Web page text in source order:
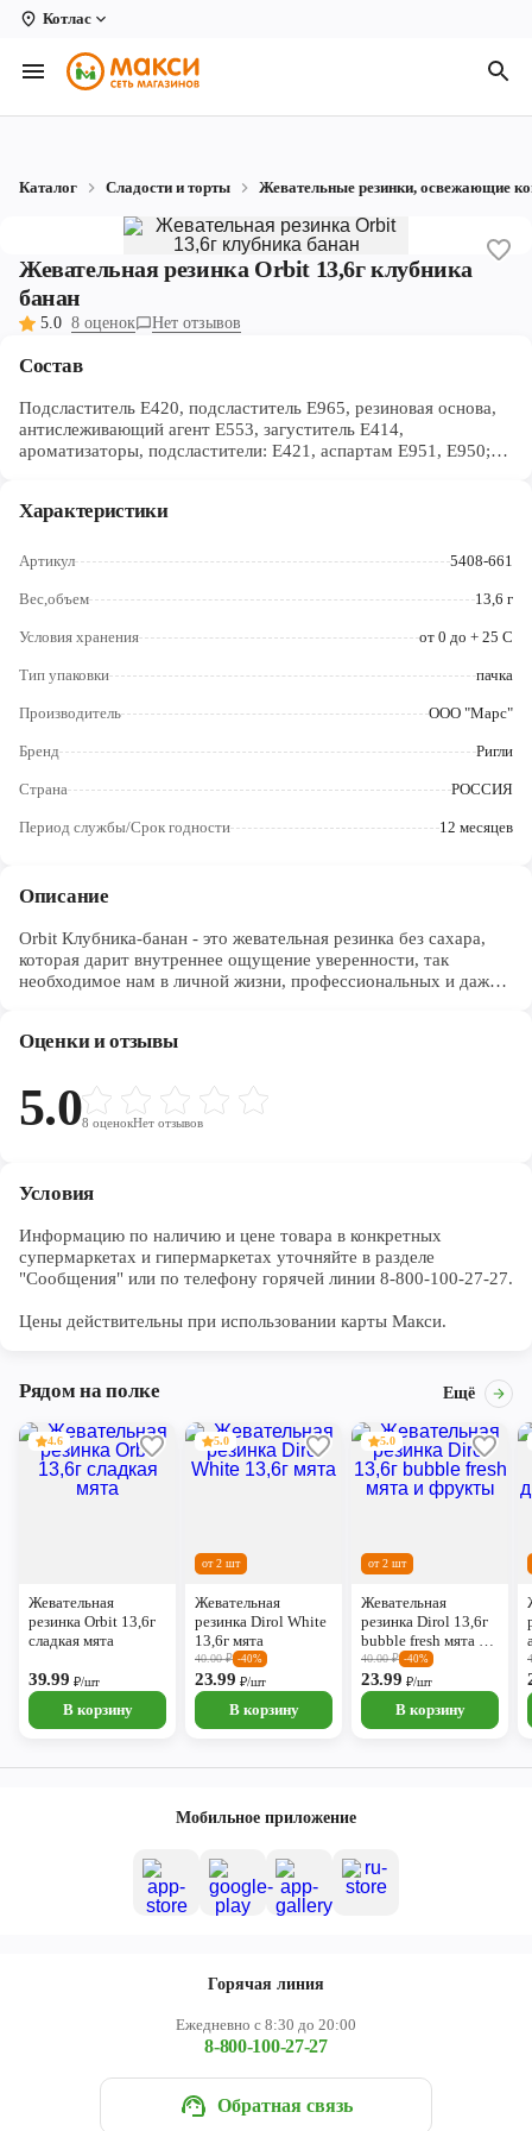
Котлас
Вологда
Архангельск
Коряжма
Новодвинск
Рыбинск
Ярославль
Каталог Сладости и торты Жевательные резинки, освежающие
Жевательная резинка Orbit 13,6г клубника
банан
5.0 8 оценок Нет отзывов
Состав
Подсластитель E420, подсластитель E965, резиновая основа,
антислеживающий агент E553, загуститель E414,
ароматизаторы, подсластители: E421, аспартам E951, E950;
чрезмерном употреблении может оказывать слабительное
Характеристики
Артикул 5408-661
Вес,объем 13,6 г
Условия хранения от 0 до + 25 C
Тип упаковки пачка
Производитель ООО "Марс"
Бренд Ригли
Страна РОССИЯ
Период службы/Срок годности 12 месяцев
Описание
Orbit Клубника-банан - это жевательная резинка без сахара,
которая дарит внутреннее ощущение уверенности, так
необходимое нам в личной жизни, профессиональных и даже
- Попробуйте Orbit Клубника-банан и получите ощущение
- Жевательная резинка Orbit без сахара помогает
поддерживать здоровье зубов: удаляет остатки пищи,
способствует уменьшению зубного налета, нейтрализует
способствует поддержанию чистоты и здоровья зубов в
щетки.
- Жевательная резинка Orbit без сахара позволит встретить
мир с улыбкой и свежим!
1 х 13,6г
Оценки и отзывы
5.08 оценокНет отзывов
Условия
Информацию по наличию и цене товара в конкретных
супермаркетах и гипермаркетах уточняйте в разделе
"Сообщения" или по телефону горячей линии 8-800-100-27-27.
Цены действительны при использовании карты Макси.
Рядом на полке Ещё
4.6
Жевательная
резинка Orbit 13,6г
сладкая мята
39.99₽/шт
В корзину
от 2 шт
5.0
Жевательная
резинка Dirol White
13,6г мята
40.00₽ -40%
23.99₽/шт
В корзину
от 2 шт
5.0
Жевательная
резинка Dirol 13,6г
bubble fresh мята и
фрукты
40.00₽ -40%
23.99₽/шт
В корзину
Мобильное приложение
Горячая линия
Ежедневно с 8:30 до 20:00
8-800-100-27-27
Обратная связь